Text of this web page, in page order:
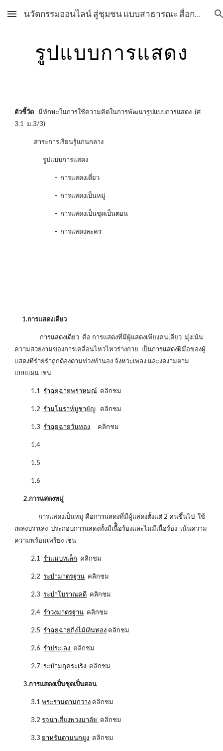
Skip to main content Skip to navigation
นวัตกรรมออนไลน์ สู่ชุมชน แบบสาธารณะ สื่อการเรียนการสอน วิชาศิลปะ กลุ่มสาระการเรียนรู้ศิลปะ โรงเรียนสุราษฎร์พิทยา สื่อการเรียนการสอน วิชาศิลปะ กลุ่มสาระการเรียนรู้ศิลปะ โรงเรียนสุราษฎร์พิทยา
รูปแบบการแสดง
ตัวชี้วัด มีทักษะในการใช้ความคิดในการพัฒนารูปแบบการแสดง (ศ
3.1 ม.3/3)
สาระการเรียนรู้แกนกลาง
รูปแบบการแสดง
- การแสดงเดี่ยว
- การแสดงเป็นหมู่
- การแสดงเป็นชุดเป็นตอน
- การแสดงละคร
1.การแสดงเดียว
การแสดงเดี่ยว คือ การแสดงที่มีผู้แสดงเพียงคนเดียว มุ่งเน้น
ความสวยงามของการเคลื่อนไหวไหวร่างกาย เป็นการแสดงฝีมือของผู้
แสดงที่ร่ายรำถูกต้องตามท่วงทำนอง จังหวะเพลง และงดงามตาม
แบบแผน เช่น
1.1รำฉุยฉายพราหมณ์ คลิกชม
1.2รำมโนราห์บูชายัญ คลิกชม
1.3รำฉุยฉายวันทอง คลิกชม
1.4
1.5
1.6
2.การแสดงหมู่
การแสดงเป็นหมู่ คือการแสดงที่มีผู้แสดงตั้งแต่ 2 คนขึ้นไป ใช้
เพลงบรรเลง ประกอบการแสดงทั้งมีเนื้ิอร้องและไม่มีเนื้อร้อง เน้นความ
ความพร้อมเพรียง เช่น
2.1รำแม่บทเล็ก คลิกชม
2.2ระบำมาตรฐาน คลิกชม
2.3ระบำโบราณคดี คลิกชม
2.4รำวงมาตรฐาน คลิกชม
2.5รำฉุยฉายกิ่งไม้เงินทอง คลิกชม
2.6รำประเลง คลิกชม
2.7ระบำมฤคระเริง คลิกชม
3.การแสดงเป็นชุดเป็นตอน
3.1พระรามตามกวาง คลิกชม
3.2 รจนาเสี่ยงพวงมาลัย คลิกชม
3.3 ย่าหรันตามนกยูง คลิกชม